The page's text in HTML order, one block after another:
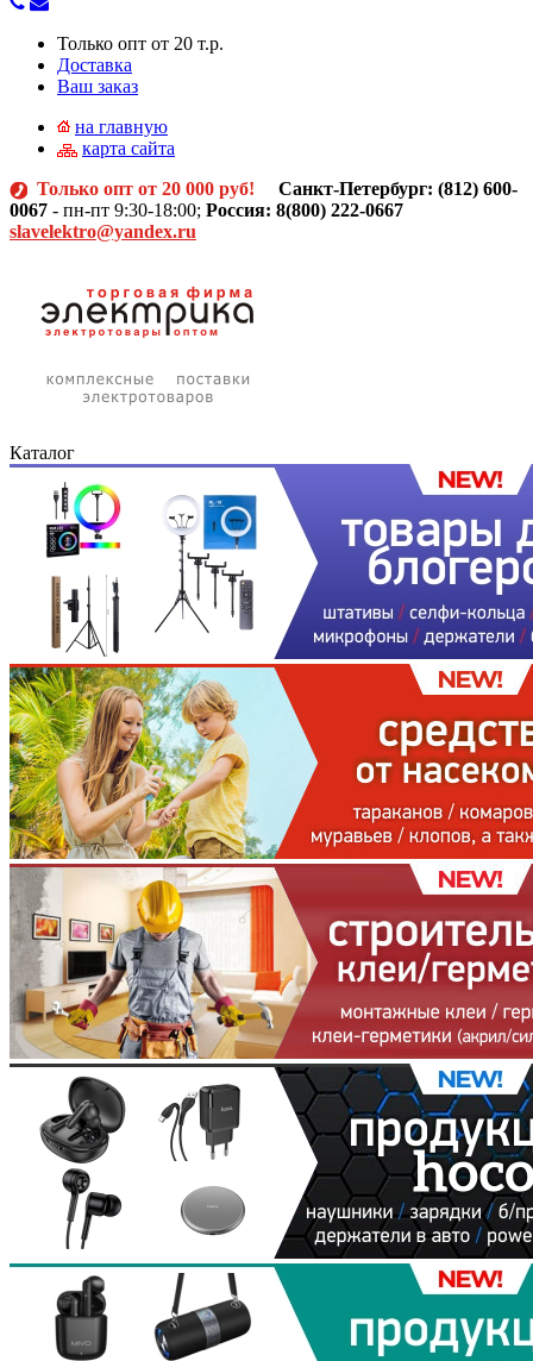
Только опт от 20 т.р.
Доставка
Ваш заказ
на главную
карта сайта
Только опт от 20 000 руб! Санкт-Петербург: (812) 600-
0067 - пн-пт 9:30-18:00; Россия: 8(800) 222-0667
slavelektro@yandex.ru
Каталог